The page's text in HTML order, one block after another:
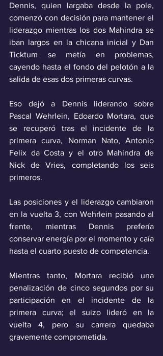
Dennis, quien largaba desde la pole,
comenzó con decisión para mantener el
liderazgo mientras los dos Mahindra se
iban largos en la chicana inicial y Dan
Ticktum se metía en problemas,
cayendo hasta el fondo del pelotón a la
salida de esas dos primeras curvas.
Eso dejó a Dennis liderando sobre
Pascal Wehrlein, Edoardo Mortara, que
se recuperó tras el incidente de la
primera curva, Norman Nato, Antonio
Felix da Costa y el otro Mahindra de
Nick de Vries, completando los seis
primeros.
Las posiciones y el liderazgo cambiaron
en la vuelta 3, con Wehrlein pasando al
frente, mientras Dennis prefería
conservar energía por el momento y caía
hasta el cuarto puesto de competencia.
Mientras tanto, Mortara recibió una
penalización de cinco segundos por su
participación en el incidente de la
primera curva; el suizo lideró en la
vuelta 4, pero su carrera quedaba
gravemente comprometida.